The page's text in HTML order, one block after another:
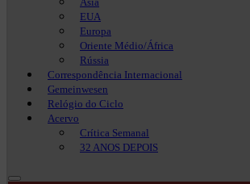
EUA
Europa
Oriente Médio/África
Rússia
Correspondência Internacional
Gemeinwesen
Relógio do Ciclo
Acervo
Crítica Semanal
32 ANOS DEPOIS